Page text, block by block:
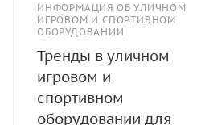
ИНФОРМАЦИЯ ОБ УЛИЧНОМ
ИГРОВОМ И СПОРТИВНОМ
ОБОРУДОВАНИИ
Тренды в уличном
игровом и
спортивном
оборудовании для